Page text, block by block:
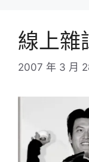
線上雜
2007 年 3 月